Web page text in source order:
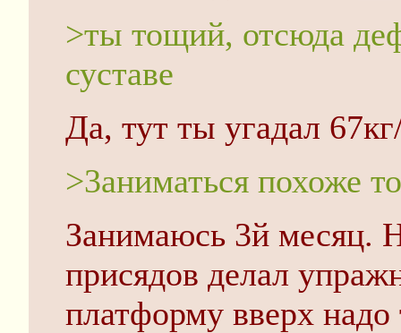
>ты тощий, отсюда
суставе
Да, тут ты угадал
>3аниматься похоже
Занимаюсь 3й месяц.
присядов делал
платформу вверх надо